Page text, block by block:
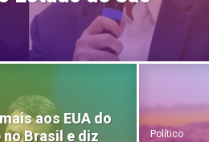
aos EUA do
Brasil e diz
Político